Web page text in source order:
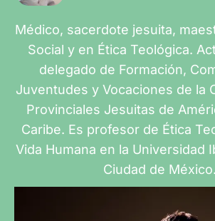
Médico, sacerdote jesuita,
Social y en Ética Teológica.
delegado de Formación,
Juventudes y Vocaciones de la
Provinciales Jesuitas de
Caribe. Es profesor de Ética
Vida Humana en la Universidad
Ciudad de México.